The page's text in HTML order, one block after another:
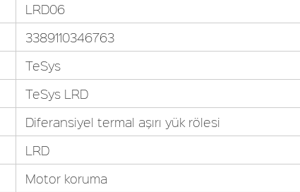
LRD06
3389110346763
TeSys
TeSys LRD
Diferansiyel termal aşırı yük rölesi
LRD
Motor koruma